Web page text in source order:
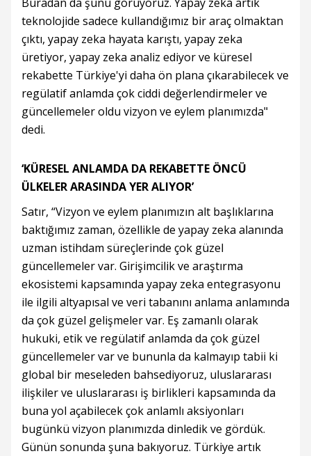
teknolojide sadece kullandığımız bir araç olmaktan
çıktı, yapay zeka hayata karıştı, yapay zeka
üretiyor, yapay zeka analiz ediyor ve küresel
rekabette Türkiye'yi daha ön plana çıkarabilecek ve
regülatif anlamda çok ciddi değerlendirmeler ve
güncellemeler oldu vizyon ve eylem planımızda"
dedi.
‘KÜRESEL ANLAMDA DA REKABETTE ÖNCÜ
ÜLKELER ARASINDA YER ALIYOR’
Satır, “Vizyon ve eylem planımızın alt başlıklarına
baktığımız zaman, özellikle de yapay zeka alanında
uzman istihdam süreçlerinde çok güzel
güncellemeler var. Girişimcilik ve araştırma
ekosistemi kapsamında yapay zeka entegrasyonu
ile ilgili altyapısal ve veri tabanını anlama anlamında
da çok güzel gelişmeler var. Eş zamanlı olarak
hukuki, etik ve regülatif anlamda da çok güzel
güncellemeler var ve bununla da kalmayıp tabii ki
global bir meseleden bahsediyoruz, uluslararası
ilişkiler ve uluslararası iş birlikleri kapsamında da
buna yol açabilecek çok anlamlı aksiyonları
bugünkü vizyon planımızda dinledik ve gördük.
Günün sonunda şuna bakıyoruz. Türkiye artık